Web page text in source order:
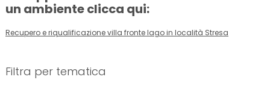
un ambiente clicca qui:
Recupero e riqualificazione villa fronte lago in località Stresa
Filtra per tematica